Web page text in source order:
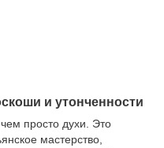
и утонченности
просто духи. Это
мастерство,